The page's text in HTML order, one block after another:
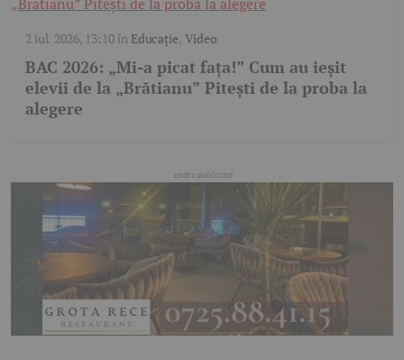
2 iul. 2026, 13:10în Educație, Video
BAC 2026: „Mi-a picat fața!” Cum au ieșit
elevii de la „Brătianu” Pitești de la proba la
alegere